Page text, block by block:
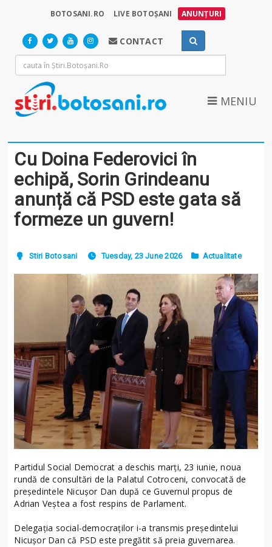
BOTOSANI.RO LIVE BOTOȘANI ANUNȚURI
CONTACT
MENIU
Cu Doina Federovici în
echipă, Sorin Grindeanu
anunță că PSD este gata să
formeze un guvern!
Stiri Botosani Tuesday, 23 June 2026 Actualitate
Partidul Social Democrat a deschis marți, 23 iunie, noua
rundă de consultări de la Palatul Cotroceni, convocată de
președintele Nicușor Dan după ce Guvernul propus de
Adrian Veștea a fost respins de Parlament.
Delegația social-democraților i-a transmis președintelui
Nicușor Dan că PSD este pregătit să preia guvernarea.